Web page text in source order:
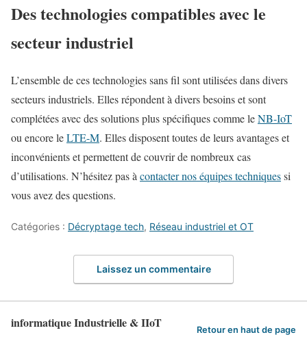
Des technologies compatibles avec le
secteur industriel
L’ensemble de ces technologies sans fil sont utilisées dans divers
secteurs industriels. Elles répondent à divers besoins et sont
complétées avec des solutions plus spécifiques comme leNB-IoT
ou encore leLTE-M. Elles disposent toutes de leurs avantages et
inconvénients et permettent de couvrir de nombreux cas
d’utilisations. N’hésitez pas à contacter nos équipes techniquessi
vous avez des questions.
Catégories : Décryptage tech, Réseau industriel et OT
Laissez un commentaire
informatique Industrielle & IIoT Retour en haut de page